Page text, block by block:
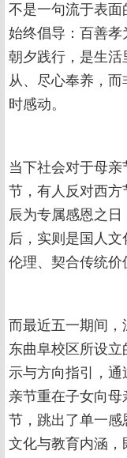
不是一句流于表面
始终倡导：百善
朝夕践行，是生
从、尽心奉养，
时感动。
当下社会对于母
节，有人反对西方
辰为专属感恩之
后，实则是国人
伦理、契合传统
而最近五一期间，
东曲阜校区所设
示与方向指引，
亲节重在子女向
节，跳出了单一
文化与教育内涵，